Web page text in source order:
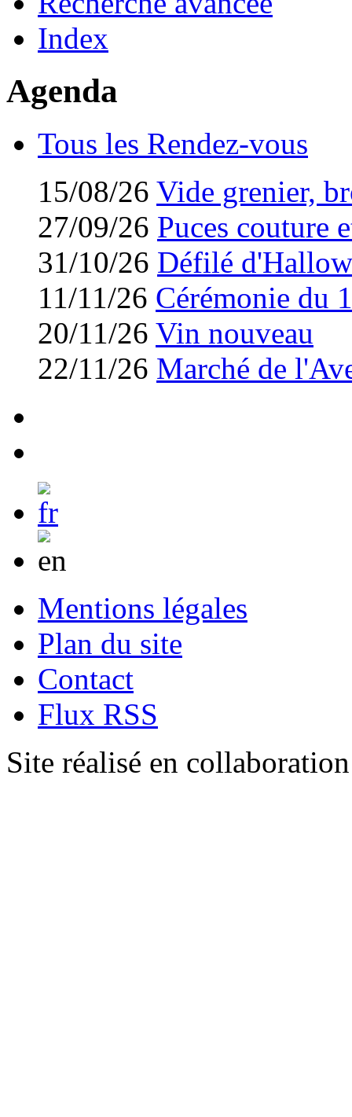
Index
Agenda
Tous les Rendez-vous
15/08/26 Vide grenier,
27/09/26 Puces couture
31/10/26 Défilé
11/11/26 Cérémonie du
20/11/26 Vin nouveau
22/11/26 Marché de
Mentions légales
Plan du site
Contact
Flux RSS
Site réalisé en